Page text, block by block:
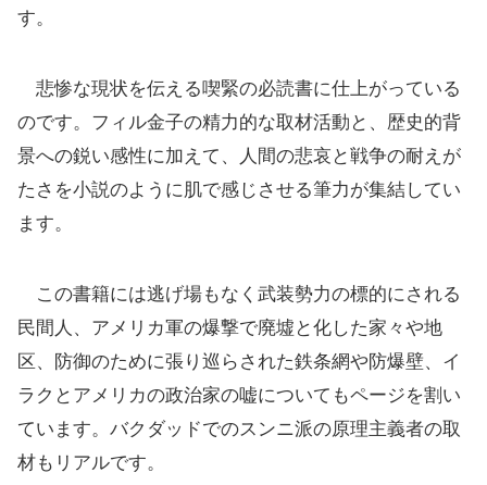
す。
悲惨な現状を伝える喫緊の必読書に仕上がっている
のです。フィル金子の精力的な取材活動と、歴史的背
景への鋭い感性に加えて、人間の悲哀と戦争の耐えが
たさを小説のように肌で感じさせる筆力が集結してい
ます。
この書籍には逃げ場もなく武装勢力の標的にされる
民間人、アメリカ軍の爆撃で廃墟と化した家々や地
区、防御のために張り巡らされた鉄条網や防爆壁、イ
ラクとアメリカの政治家の嘘についてもページを割い
ています。バクダッドでのスンニ派の原理主義者の取
材もリアルです。